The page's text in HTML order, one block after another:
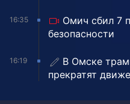
16:35
Омич сбил 7
безопасности
16:19
В Омске
прекратят